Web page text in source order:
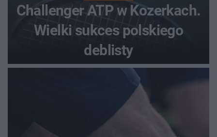
Challenger ATP w Kozerkach.
Wielki sukces polskiego
deblisty